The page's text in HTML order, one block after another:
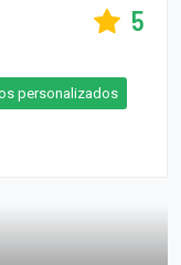
5
personalizados